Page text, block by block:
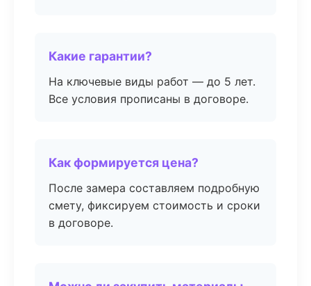
Какие гарантии?
На ключевые виды работ — до 5 лет.
Все условия прописаны в договоре.
Как формируется цена?
После замера составляем подробную
смету, фиксируем стоимость и сроки
в договоре.